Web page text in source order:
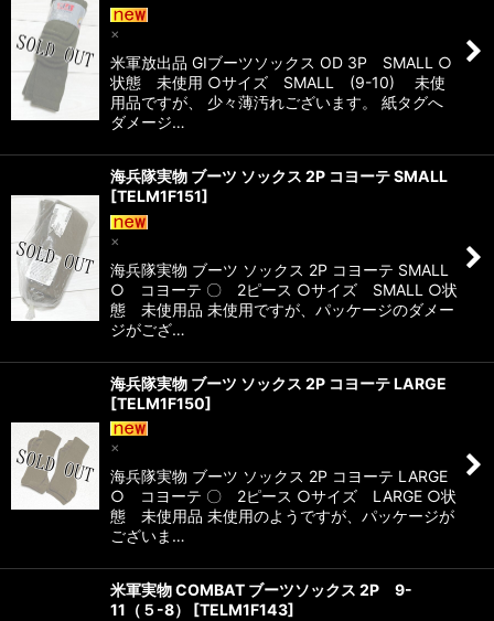
×
米軍放出品 GIブーツソックス OD 3P SMALL ○
状態 未使用 ○サイズ SMALL (9-10) 未使
用品ですが、 少々薄汚れございます。 紙タグへ
ダメージ…
海兵隊実物 ブーツ ソックス 2P コヨーテ SMALL
[TELM1F151]
×
海兵隊実物 ブーツ ソックス 2P コヨーテ SMALL
○ コヨーテ 〇 2ピース ○サイズ SMALL ○状
態 未使用品 未使用ですが、パッケージのダメー
ジがござ…
海兵隊実物 ブーツ ソックス 2P コヨーテ LARGE
[TELM1F150]
×
海兵隊実物 ブーツ ソックス 2P コヨーテ LARGE
○ コヨーテ 〇 2ピース ○サイズ LARGE ○状
態 未使用品 未使用のようですが、パッケージが
ございま…
米軍実物 COMBAT ブーツソックス 2P 9-
11（５-8）
[TELM1F143]